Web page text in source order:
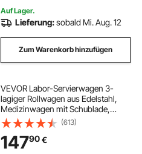
Auf Lager.
Lieferung:sobald Mi. Aug. 12
Zum Warenkorb hinzufügen
VEVOR Labor-Servierwagen 3-
lagiger Rollwagen aus Edelstahl,
Medizinwagen mit Schublade,
Zahnmedizinischer Rollwagen mit
feststellbaren Rädern, für Labor
Krankenhaus Zahnarzt Dentallabor
(613)
14790€